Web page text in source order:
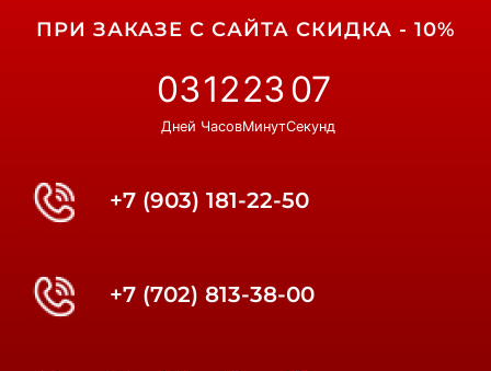
ПРИ ЗАКАЗЕ С САЙТА СКИДКА - 10%
03
Дней
12
Часов
23
Минут
06
Секунд
+7 (903) 181-22-50
+7 (702) 813-38-00